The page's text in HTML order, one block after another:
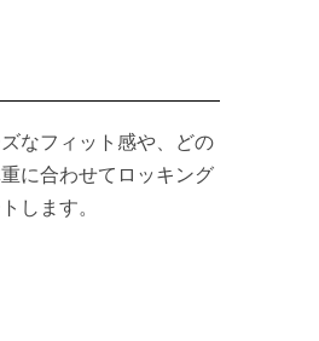
なフィット感や、どの
に合わせてロッキング
します。